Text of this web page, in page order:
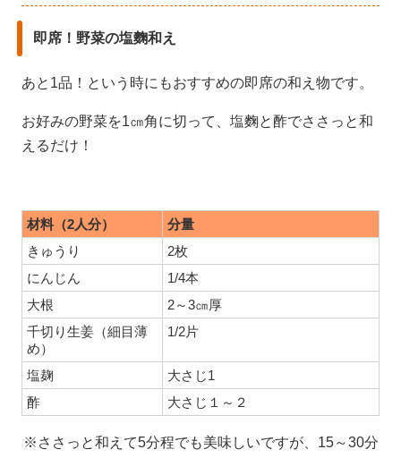
即席！野菜の塩麴和え
あと1品！という時にもおすすめの即席の和え物です。
お好みの野菜を1㎝角に切って、塩麴と酢でささっと和
えるだけ！
材料（2人分）
分量
きゅうり
2枚
にんじん
1/4本
大根
2～3㎝厚
千切り生姜（細目薄
め）
1/2片
塩麹
大さじ1
酢
大さじ１～２
※ささっと和えて5分程でも美味しいですが、15～30分